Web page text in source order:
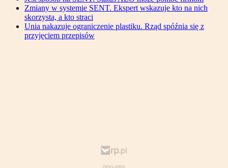
Zmiany w systemie SENT. Ekspert wskazuje kto na nich
skorzysta, a kto straci
Unia nakazuje ograniczenie plastiku. Rząd spóźnia się z
przyjęciem przepisów